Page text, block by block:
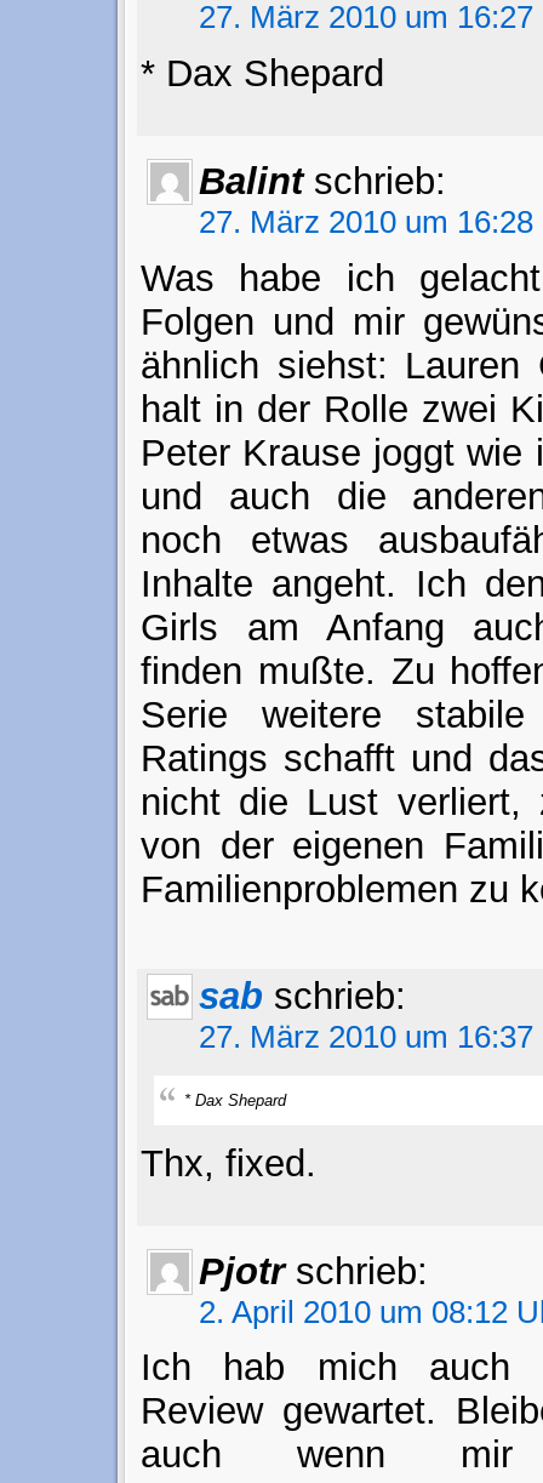
27. März 2010 um 16:27
* Dax Shepard
Balint schrieb:
27. März 2010 um 16:28
Was habe ich
Folgen und mir
ähnlich siehst: Lauren
halt in der Rolle zwei
Peter Krause joggt wie
und auch die
noch etwas
Inhalte angeht. Ich
Girls am Anfang
finden mußte. Zu
Serie weitere
Ratings schafft und
nicht die Lust verliert,
von der eigenen
Familienproblemen zu
sab schrieb:
27. März 2010 um 16:37
* Dax Shepard
Thx, fixed.
Pjotr schrieb:
2. April 2010 um 08:12
Ich hab mich auch
Review gewartet.
auch wenn